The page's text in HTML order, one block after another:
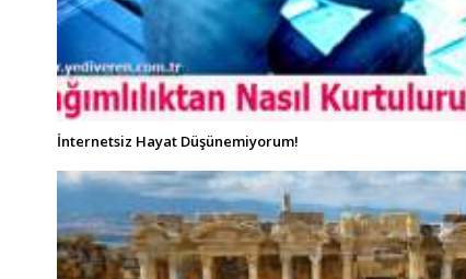
İnternetsiz Hayat Düşünemiyorum!